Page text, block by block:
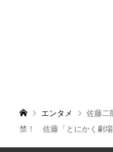
エンタメ
佐藤二
禁！ 佐藤「とにかく劇場